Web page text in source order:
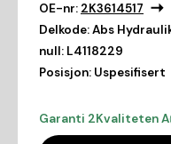
OE-nr: 2K3614517
Delkode:Abs
null: L4118229
Posisjon: Uspesifisert
Garanti 2Kvaliteten A